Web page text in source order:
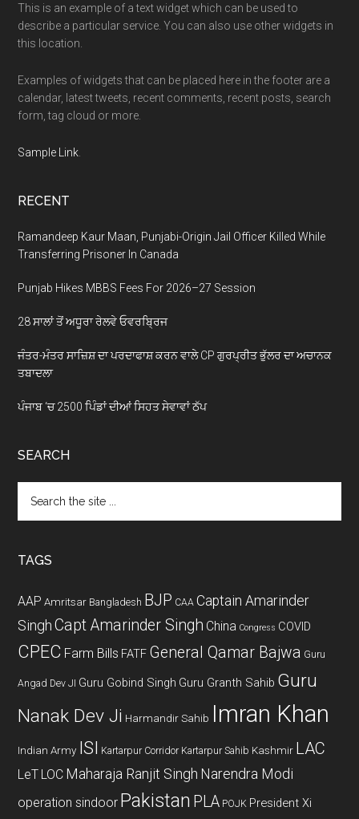
This is an example of a text widget which can be used to
describe a particular service. You can also use other widgets in
this location.
Examples of widgets that can be placed here in the footer are a
calendar, latest tweets, recent comments, recent posts, search
form, tag cloud or more.
Sample Link
RECENT
Ramandeep Kaur Maan, Punjabi-Origin Jail Officer Killed While
Transferring Prisoner In Canada
Punjab Hikes MBBS Fees For 2026–27 Session
28 ਸਾਲਾਂ ਤੋਂ ਅਧੂਰਾ ਰੇਲਵੇ ਓਵਰਬ੍ਰਿਜ
ਜੰਤਰ-ਮੰਤਰ ਸਾਜ਼ਿਸ਼ ਦਾ ਪਰਦਾਫਾਸ਼ ਕਰਨ ਵਾਲੇ CP ਗੁਰਪ੍ਰੀਤ ਭੁੱਲਰ ਦਾ ਅਚਾਨਕ
ਤਬਾਦਲਾ
ਪੰਜਾਬ ‘ਚ 2500 ਪਿੰਡਾਂ ਦੀਆਂ ਸਿਹਤ ਸੇਵਾਵਾਂ ਠੱਪ
SEARCH
the
TAGS
AAP Amritsar Bangladesh BJP CAA Captain Amarinder
Singh Capt Amarinder Singh China Congress COVID
CPEC Farm Bills FATF General Qamar Bajwa Guru
Angad Dev JI Guru Gobind Singh Guru Granth Sahib Guru
Nanak Dev Ji Harmandir Sahib Imran Khan
Indian Army ISI Kartarpur Corridor Kartarpur Sahib Kashmir LAC
LeT LOC Maharaja Ranjit Singh Narendra Modi
operation sindoor Pakistan PLA POJK President Xi